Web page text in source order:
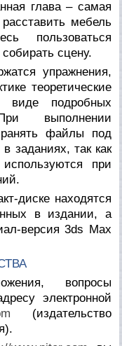
глава – самая
мебель
пользоваться
сцену.
упражнения,
теоретические
виде подробных
выполнении
файлы под
заданиях, так как
при
диске находятся
в издании, а
версия 3ds Max
вопросы
электронной
(издательство